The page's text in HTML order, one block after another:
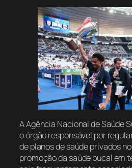
A Agência Nacional de Saúde
o órgão responsável por
de planos de saúde privados
promoção da saúde bucal em